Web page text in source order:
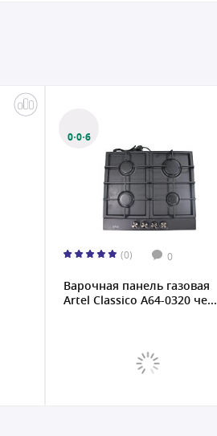
0·0·6
(0) 0
Варочная панель газовая
Artel Classico A64-0320 че...